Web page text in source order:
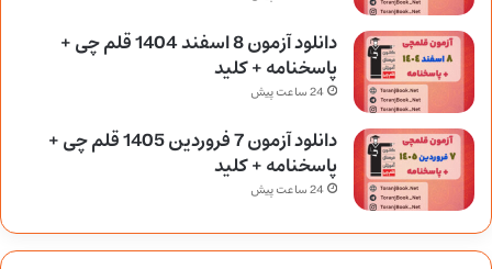
دانلود آزمون 8 اسفند 1404 قلم چی +
پاسخنامه + کلید
24 ساعت پیش
دانلود آزمون 7 فروردین 1405 قلم چی +
پاسخنامه + کلید
24 ساعت پیش